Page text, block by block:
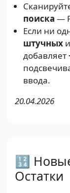
поиска —
Если ни
штучных
добавляет
ввода.
20.04.2026
🔢
Остатки